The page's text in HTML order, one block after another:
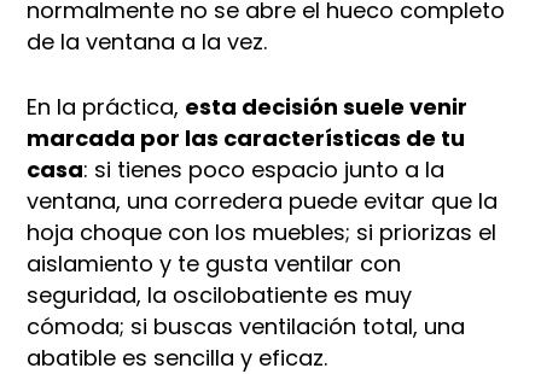
normalmente no se abre el hueco completo
de la ventana a la vez.​​
En la práctica, esta decisión suele venir
marcada por las características de tu
casa: si tienes poco espacio junto a la
ventana, una corredera puede evitar que la
hoja choque con los muebles; si priorizas el
aislamiento y te gusta ventilar con
seguridad, la oscilobatiente es muy
cómoda; si buscas ventilación total, una
abatible es sencilla y eficaz.